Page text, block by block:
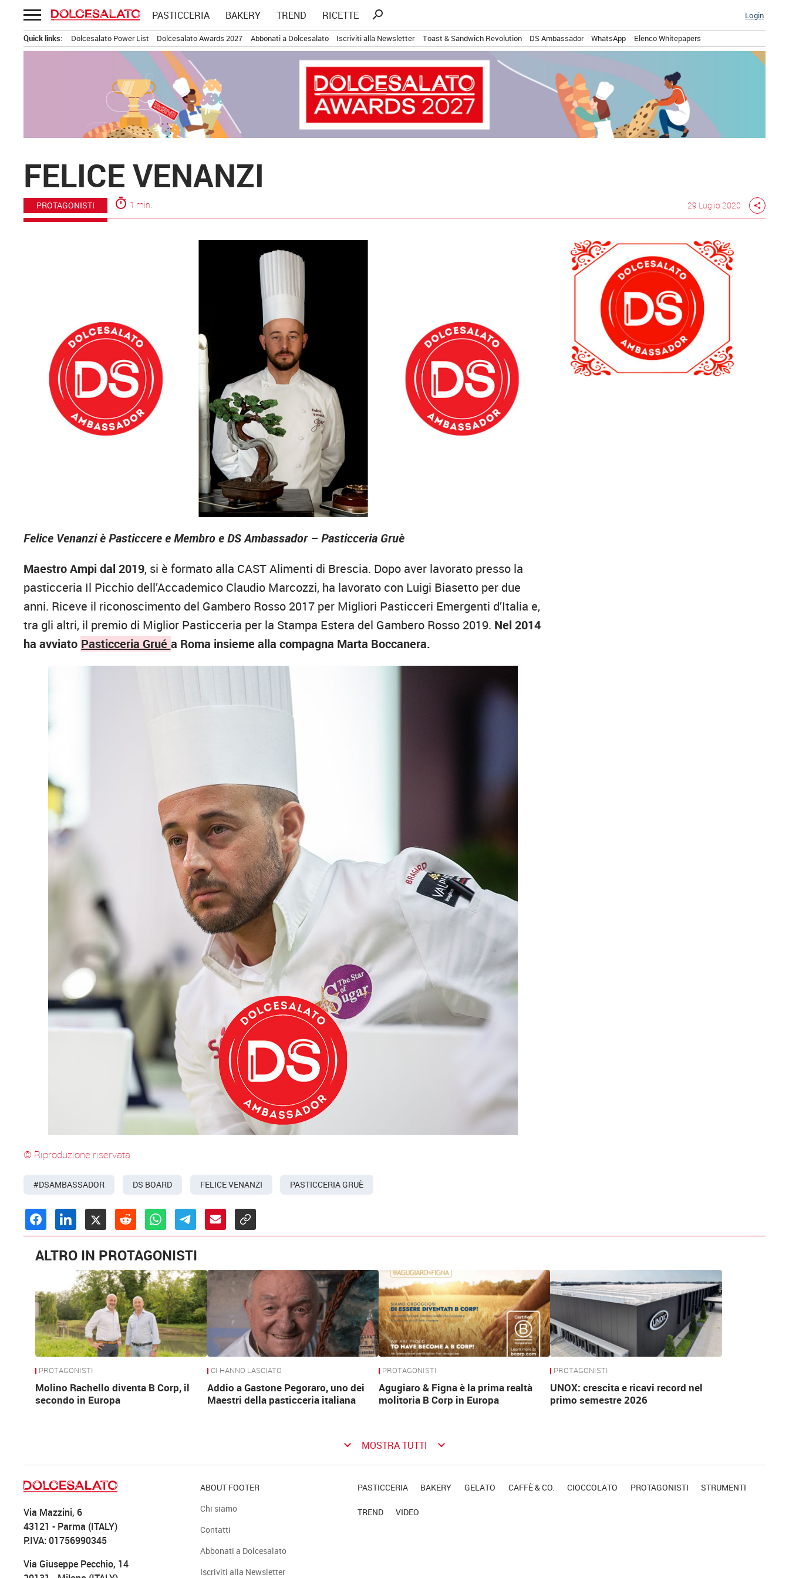
Passa
al
contenuto
PASTICCERIA BAKERY TREND RICETTE
Ricerca
search Login
Quick links: Dolcesalato Power List Dolcesalato Awards 2027 Abbonati a Dolcesalato Iscriviti alla Newsletter Toast & Sandwich Revolution DS Ambassador WhatsApp Elenco Whitepapers
FELICE VENANZI
PROTAGONISTI timer 1 min. 29 Luglio 2020 share
Felice Venanzi è Pasticcere e Membro e DS Ambassador – Pasticceria Gruè
Maestro Ampi dal 2019, si è formato alla CAST Alimenti di Brescia. Dopo aver lavorato presso la
pasticceria Il Picchio dell’Accademico Claudio Marcozzi, ha lavorato con Luigi Biasetto per due
anni. Riceve il riconoscimento del Gambero Rosso 2017 per Migliori Pasticceri Emergenti d’Italia e,
tra gli altri, il premio di Miglior Pasticceria per la Stampa Estera del Gambero Rosso 2019. Nel 2014
ha avviato Pasticceria Grué a Roma insieme alla compagna Marta Boccanera.
© Riproduzione riservata
#DSAMBASSADOR DS BOARD FELICE VENANZI PASTICCERIA GRUÈ
ALTRO IN PROTAGONISTI
PROTAGONISTI
Molino Rachello diventa B Corp, il
secondo in Europa
CI HANNO LASCIATO
Addio a Gastone Pegoraro, uno dei
Maestri della pasticceria italiana
PROTAGONISTI
Agugiaro & Figna è la prima realtà
molitoria B Corp in Europa
PROTAGONISTI
UNOX: crescita e ricavi record nel
primo semestre 2026
keyboard_arrow_down MOSTRA TUTTI keyboard_arrow_down
Via Mazzini, 6
43121 - Parma (ITALY)
P.IVA: 01756990345
Via Giuseppe Pecchio, 14
ABOUT FOOTER
Chi siamo
Contatti
Abbonati a Dolcesalato
Iscriviti alla Newsletter
PASTICCERIA BAKERY GELATO CAFFÈ & CO. CIOCCOLATO PROTAGONISTI STRUMENTI
TREND VIDEO